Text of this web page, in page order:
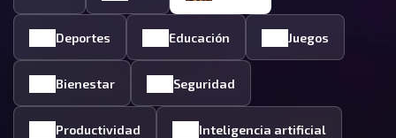
Deportes Educación Juegos
Bienestar Seguridad
Productividad Inteligencia artificial